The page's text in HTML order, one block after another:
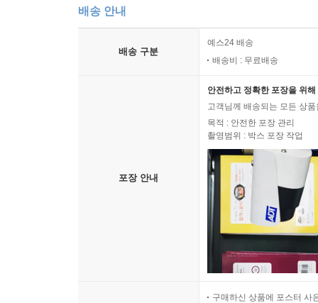
배송 안내
배송 구분
예스24 배송
배송비 : 무료배송
포장 안내
안전하고 정확한 포장을 위
고객님께 배송되는 모든 상
목적 : 안전한 포장 관리
촬영범위 : 박스 포장 작업
구매하신 상품에 포스터 사